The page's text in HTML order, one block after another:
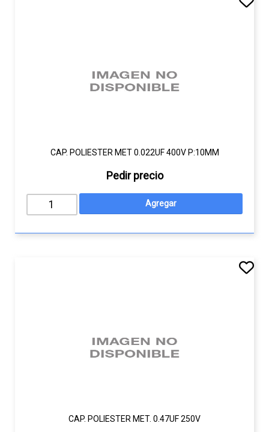
CAP. POLIESTER MET 0.022UF 400V P:10MM
Pedir precio
CAP. POLIESTER MET. 0.47UF 250V